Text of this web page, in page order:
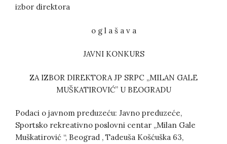
izbor direktora
o g l a š a v a
JAVNI KONKURS
ZA IZBOR DIREKTORA JP SRPC ,,MILAN GALE
MUŠKATIROVIĆ” U BEOGRADU
Podaci o javnom preduzeću: Javno preduzeće,
Sportsko rekreativno poslovni centar „Milan Gale
Muškatirović “, Beograd , Tadeuša Košćuška 63,